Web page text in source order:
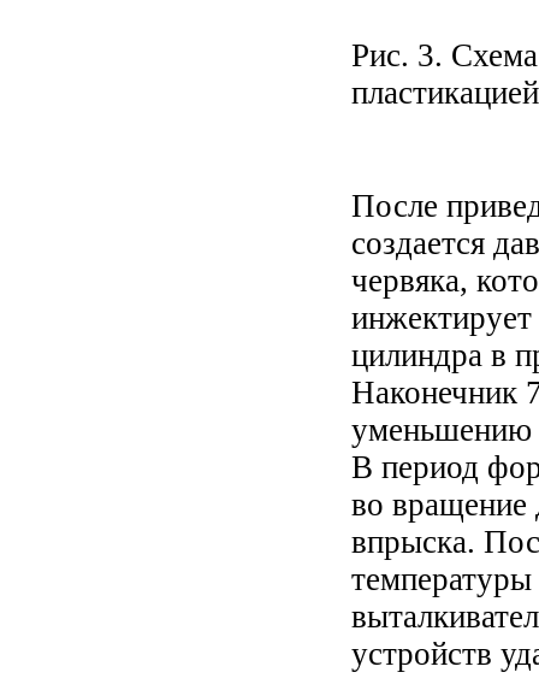
Рис. 3. Схема
пластикацией
После
создается
червяка,
инжектирует
цилиндра в
Наконечник
уменьшению
В период
во вращение
впрыска.
устройств